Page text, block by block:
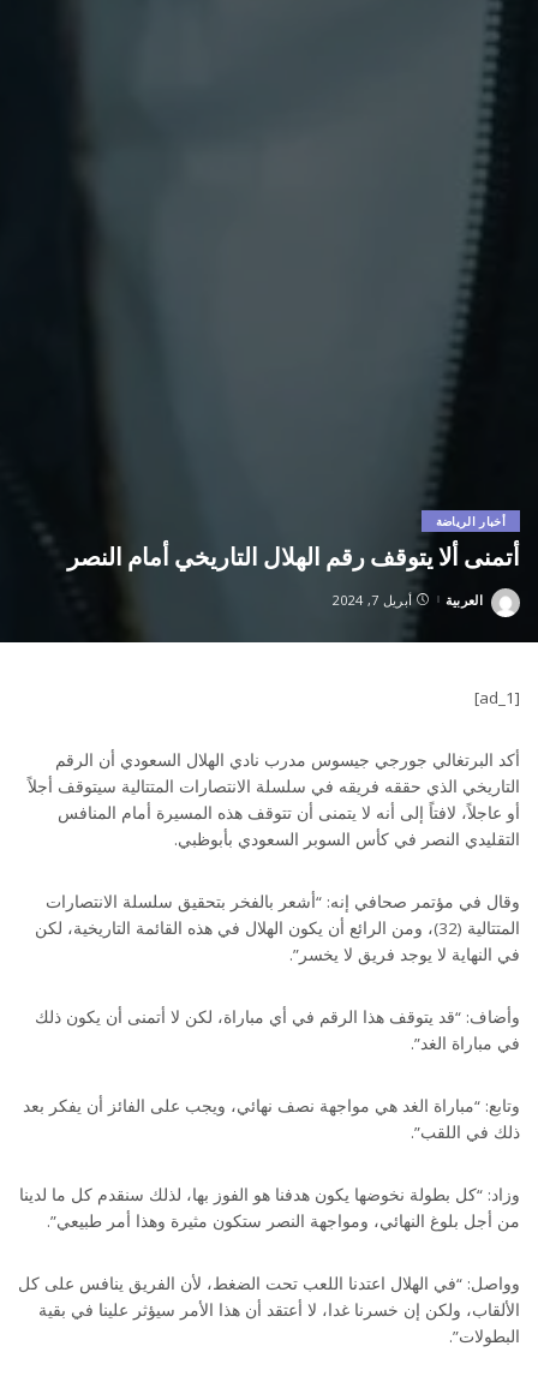
أخبار الرياضة
أتمنى ألا يتوقف رقم الهلال التاريخي أمام النصر
Posted
العربية أبريل 7, 2024
[ad_1]
أكد البرتغالي جورجي جيسوس مدرب نادي الهلال السعودي أن الرقم
التاريخي الذي حققه فريقه في سلسلة الانتصارات المتتالية سيتوقف أجلاً
أو عاجلاً، لافتاً إلى أنه لا يتمنى أن تتوقف هذه المسيرة أمام المنافس
التقليدي النصر في كأس السوبر السعودي بأبوظبي.
وقال في مؤتمر صحافي إنه: “أشعر بالفخر بتحقيق سلسلة الانتصارات
المتتالية (32)، ومن الرائع أن يكون الهلال في هذه القائمة التاريخية، لكن
في النهاية لا يوجد فريق لا يخسر”.
وأضاف: “قد يتوقف هذا الرقم في أي مباراة، لكن لا أتمنى أن يكون ذلك
في مباراة الغد”.
وتابع: “مباراة الغد هي مواجهة نصف نهائي، ويجب على الفائز أن يفكر بعد
ذلك في اللقب”.
وزاد: “كل بطولة نخوضها يكون هدفنا هو الفوز بها، لذلك سنقدم كل ما لدينا
من أجل بلوغ النهائي، ومواجهة النصر ستكون مثيرة وهذا أمر طبيعي”.
وواصل: “في الهلال اعتدنا اللعب تحت الضغط، لأن الفريق ينافس على كل
الألقاب، ولكن إن خسرنا غدا، لا أعتقد أن هذا الأمر سيؤثر علينا في بقية
البطولات”.